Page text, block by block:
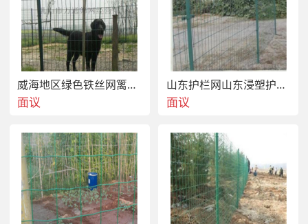
威海地区绿色铁丝网篱笆网威海荷兰网威海养殖围山网乳山万通现货供应
面议
山东护栏网山东浸塑护栏网山东高速护栏网山东公路护栏网乳山万通价格 合理
面议